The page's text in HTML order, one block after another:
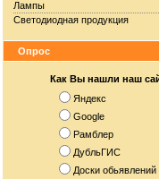
Лампы
Светодиодная продукция
Опрос
Как Вы нашли наш
Яндекс
Google
Рамблер
ДубльГИС
Доски обьявлений